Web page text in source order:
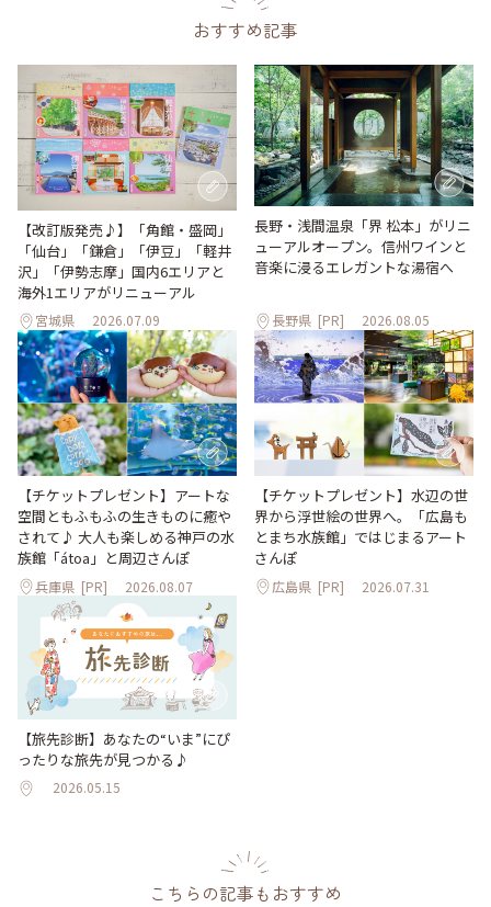
おすすめ記事
【改訂版発売♪】「角館・盛岡」
「仙台」「鎌倉」「伊豆」「軽井
沢」「伊勢志摩」国内6エリアと
海外1エリアがリニューアル
宮城県 2026.07.09
長野・浅間温泉「界 松本」がリニ
ューアルオープン。信州ワインと
音楽に浸るエレガントな湯宿へ
長野県 [PR] 2026.08.05
【チケットプレゼント】アートな
空間ともふもふの生きものに癒や
されて♪ 大人も楽しめる神戸の水
族館「átoa」と周辺さんぽ
兵庫県 [PR] 2026.08.07
【チケットプレゼント】水辺の世
界から浮世絵の世界へ。「広島も
とまち水族館」ではじまるアート
さんぽ
広島県 [PR] 2026.07.31
【旅先診断】あなたの“いま”にぴ
ったりな旅先が見つかる♪
2026.05.15
こちらの記事もおすすめ